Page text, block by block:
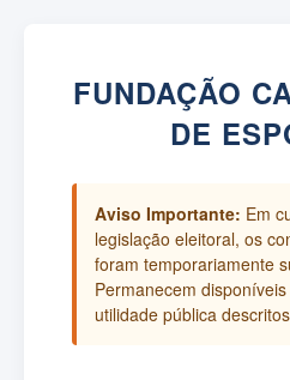
FUNDAÇÃO
DE
Aviso Importante: Em
legislação eleitoral, os
foram temporariamente
Permanecem
utilidade pública